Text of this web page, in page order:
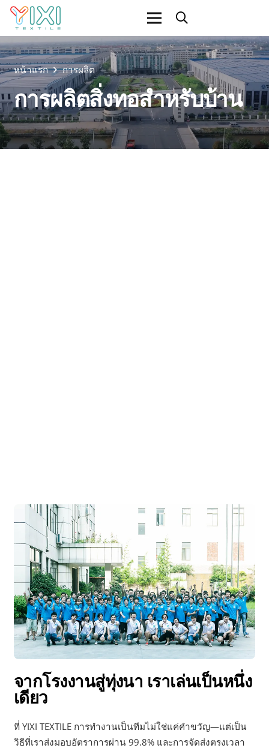
หน้าแรก การผลิต
การผลิตสิ่งทอสำหรับบ้าน
จากโรงงานสู่ทุ่งนา เราเล่นเป็นหนึ่ง
เดียว
ที่ YIXI TEXTILE การทำงานเป็นทีมไม่ใช่แค่คำขวัญ—แต่เป็น
วิธีที่เราส่งมอบอัตราการผ่าน 99.8% และการจัดส่งตรงเวลา